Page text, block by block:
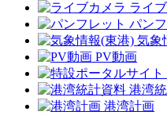
ライ
パン
気象
PV動画
港湾
港湾計画